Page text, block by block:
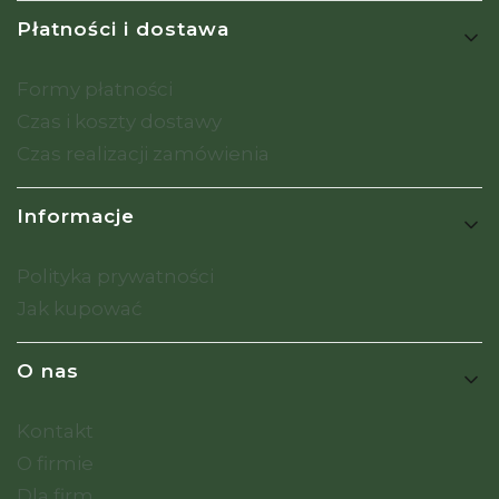
Płatności i dostawa
Formy płatności
Czas i koszty dostawy
Czas realizacji zamówienia
Informacje
Polityka prywatności
Jak kupować
O nas
Kontakt
O firmie